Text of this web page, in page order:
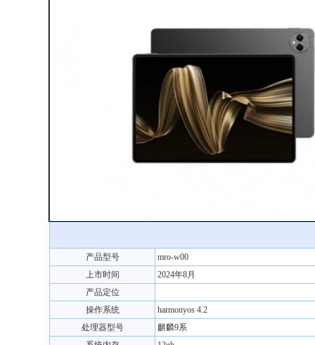
产品型号
mro-w00
上市时间
2024年8月
产品定位
操作系统
harmonyos 4.2
处理器型号
麒麟9系